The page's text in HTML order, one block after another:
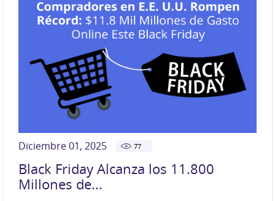
Diciembre 01, 2025 77
Black Friday Alcanza los 11.800
Millones de...